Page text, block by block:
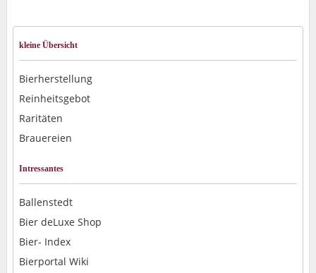
kleine Übersicht
Bierherstellung
Reinheitsgebot
Raritäten
Brauereien
Intressantes
Ballenstedt
Bier deLuxe Shop
Bier- Index
Bierportal Wiki